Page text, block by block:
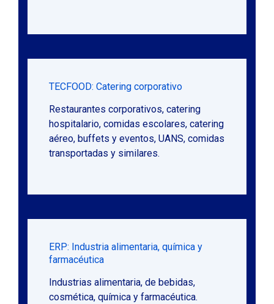
TECFOOD: Catering corporativo
Restaurantes corporativos, catering
hospitalario, comidas escolares, catering
aéreo, buffets y eventos, UANS, comidas
transportadas y similares.
ERP: Industria alimentaria, química y
farmacéutica
Industrias alimentaria, de bebidas,
cosmética, química y farmacéutica.